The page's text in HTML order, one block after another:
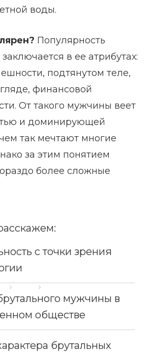
воды.
Популярность
в ее атрибутах:
подтянутом теле,
финансовой
От такого мужчины веет
и доминирующей
так мечтают многие
за этим понятием
более сложные
с точки зрения
мужчины в
обществе
брутальных